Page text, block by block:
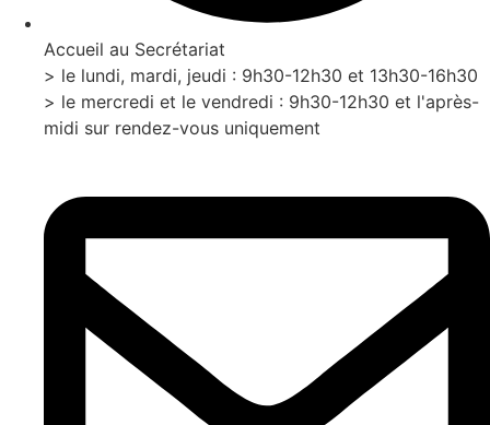
Accueil au Secrétariat
> le lundi, mardi, jeudi : 9h30-12h30 et 13h30-16h30
> le mercredi et le vendredi : 9h30-12h30 et l'après-
midi sur rendez-vous uniquement